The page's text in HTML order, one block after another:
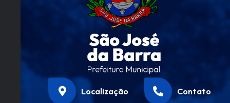
Localização Contato